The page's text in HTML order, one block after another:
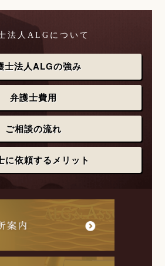
法人ALGについて
士法人ALGの強み
弁護士費用
ご相談の流れ
に依頼するメリット